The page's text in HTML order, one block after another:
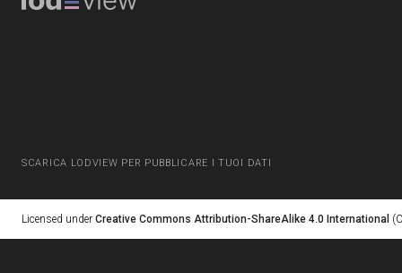
SCARICA LODVIEW PER PUBBLICARE I TUOI DATI
Licensed under Creative Commons Attribution-ShareAlike 4.0 International